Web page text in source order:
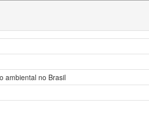
ambiental no Brasil